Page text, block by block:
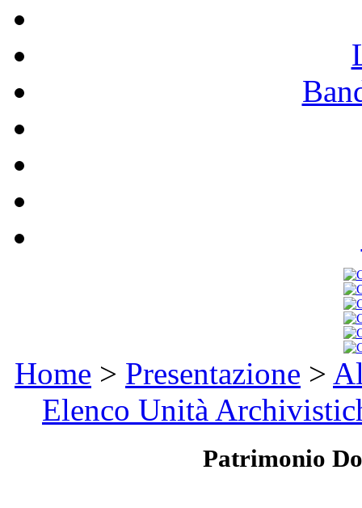
Home > Presentazione >
Elenco Unità
Patrimonio